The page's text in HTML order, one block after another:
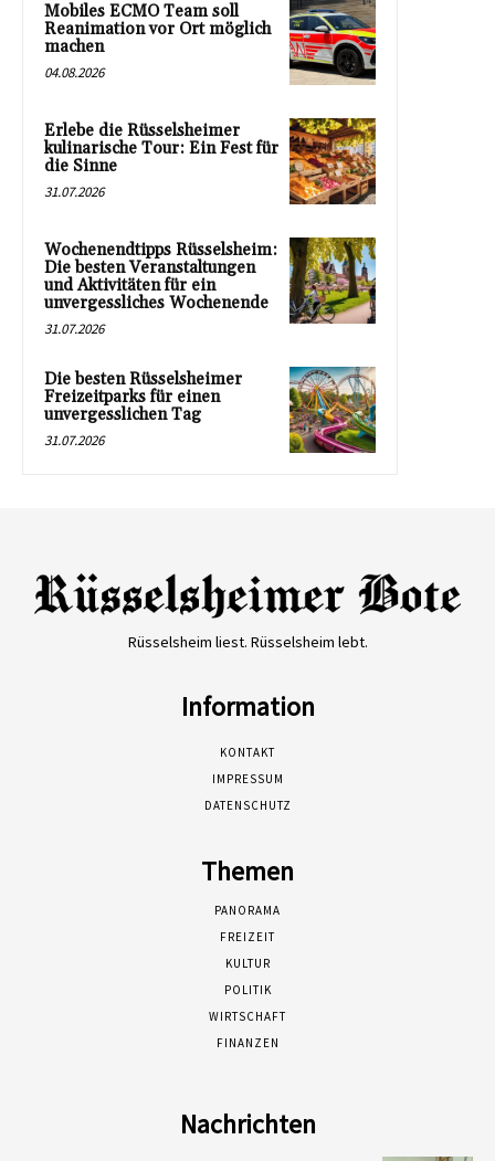
Mobiles ECMO Team soll
Reanimation vor Ort möglich
machen
04.08.2026
Erlebe die Rüsselsheimer
kulinarische Tour: Ein Fest für
die Sinne
31.07.2026
Wochenendtipps Rüsselsheim:
Die besten Veranstaltungen
und Aktivitäten für ein
unvergessliches Wochenende
31.07.2026
Die besten Rüsselsheimer
Freizeitparks für einen
unvergesslichen Tag
31.07.2026
Rüsselsheim liest. Rüsselsheim lebt.
Information
KONTAKT
IMPRESSUM
DATENSCHUTZ
Themen
PANORAMA
FREIZEIT
KULTUR
POLITIK
WIRTSCHAFT
FINANZEN
Nachrichten